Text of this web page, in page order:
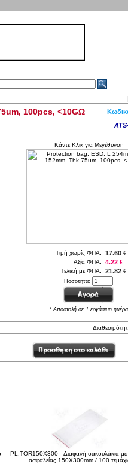
100pcs, <10GΩ
Κάντε Κλικ για Μεγέθυνση
Τιμή χωρίς ΦΠΑ: 17.60 €
Αξία ΦΠΑ: 4.22 €
Τελική με ΦΠΑ: 21.82 €
Ποσότητα:
* Αποστολή σε 1 εργάσιμη
PL.TOR150X300 - Διαφανή σακουλάκια με
ασφαλείας 150X300mm / 100